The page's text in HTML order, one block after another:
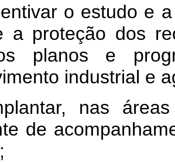
o estudo e
a proteção dos
planos e
industrial e
nas
de